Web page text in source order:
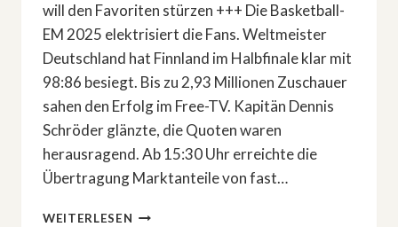
will den Favoriten stürzen +++ Die Basketball-
EM 2025 elektrisiert die Fans. Weltmeister
Deutschland hat Finnland im Halbfinale klar mit
98:86 besiegt. Bis zu 2,93 Millionen Zuschauer
sahen den Erfolg im Free-TV. Kapitän Dennis
Schröder glänzte, die Quoten waren
herausragend. Ab 15:30 Uhr erreichte die
Übertragung Marktanteile von fast…
WEITERLESEN BASKETBALL-